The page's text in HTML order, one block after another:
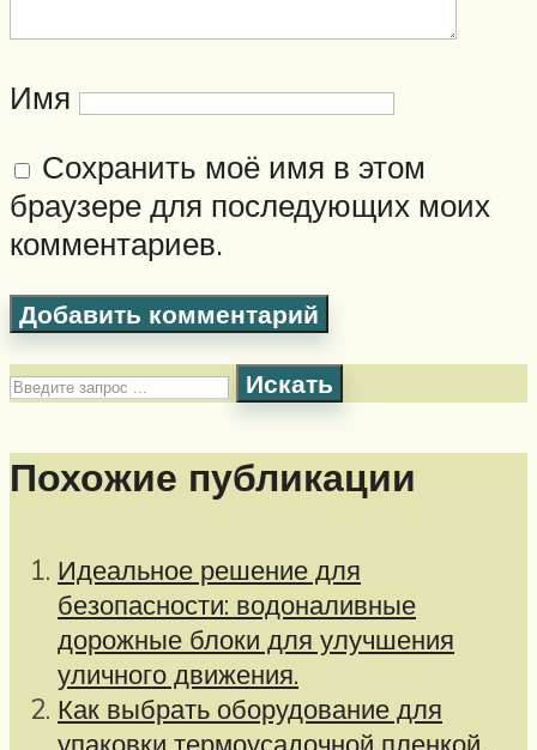
Имя
Сохранить моё имя в этом
браузере для последующих моих
комментариев.
Искать
Похожие публикации
Идеальное решение для
безопасности: водоналивные
дорожные блоки для улучшения
уличного движения.
Как выбрать оборудование для